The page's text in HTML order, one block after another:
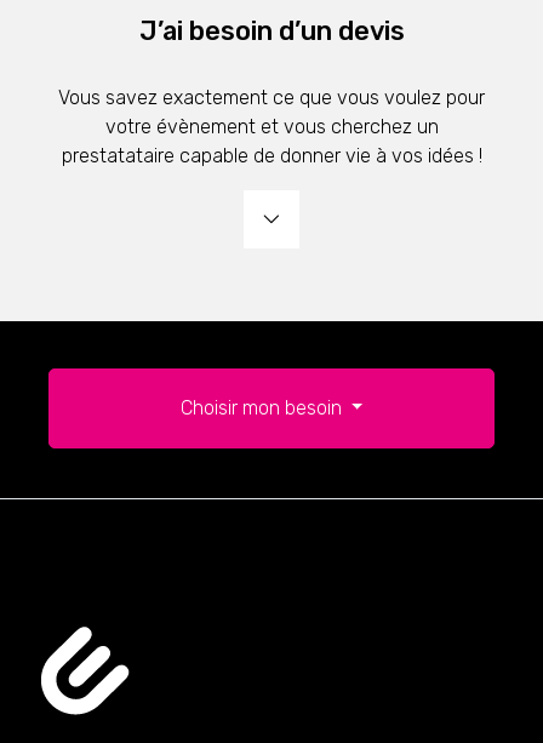
J’ai besoin d’un devis
Vous savez exactement ce que vous voulez pour
votre évènement et vous cherchez un
prestatataire capable de donner vie à vos idées !
Choisir mon besoin